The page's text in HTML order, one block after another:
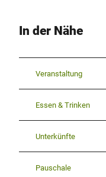
In der Nähe
Veranstaltung
Essen & Trinken
Unterkünfte
Pauschale